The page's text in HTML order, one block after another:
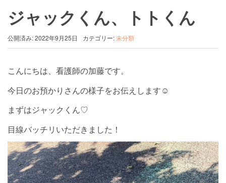
ジャックくん、トトくん
公開済み: 2022年9月25日 カテゴリー:未分類
こんにちは、看護師の加藤です。
今日のお預かりさんの様子をお伝えします☺︎
まずはジャックくん♡
目線バッチリいただきました！